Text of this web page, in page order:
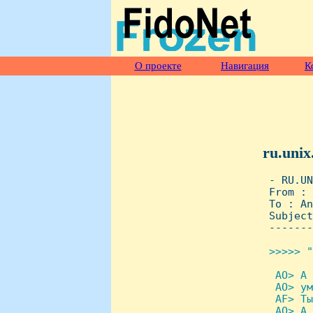
О проекте Навигация
-
From
To :
>>>>>
AO>
AO>
AF>
AO> А